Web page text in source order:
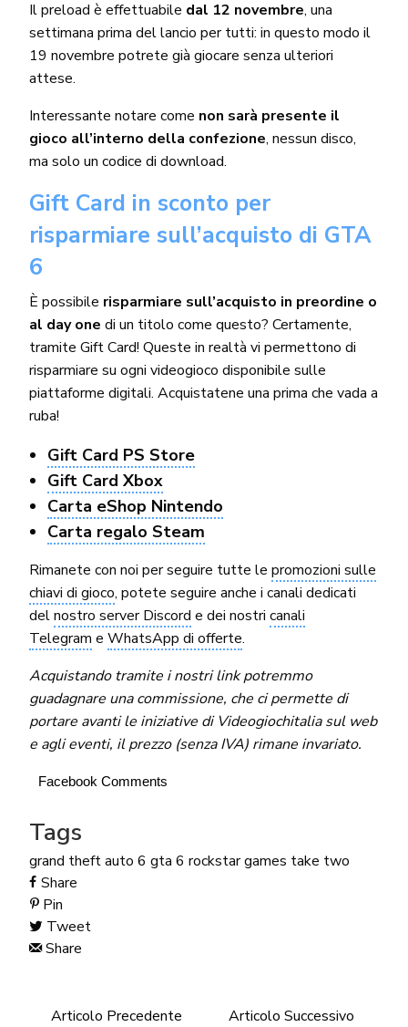
Il preload è effettuabile dal 12 novembre, una
settimana prima del lancio per tutti: in questo modo il
19 novembre potrete già giocare senza ulteriori
attese.
Interessante notare come non sarà presente il
gioco all’interno della confezione, nessun disco,
ma solo un codice di download.
Gift Card in sconto per
risparmiare sull’acquisto di GTA
6
È possibile risparmiare sull’acquisto in preordine o
al day one di un titolo come questo? Certamente,
tramite Gift Card! Queste in realtà vi permettono di
risparmiare su ogni videogioco disponibile sulle
piattaforme digitali. Acquistatene una prima che vada a
ruba!
Gift Card PS Store
Gift Card Xbox
Carta eShop Nintendo
Carta regalo Steam
Rimanete con noi per seguire tutte lepromozioni sulle
chiavi di gioco, potete seguire anche i canali dedicati
delnostro server Discord e dei nostricanali
Telegram e WhatsApp di offerte.
Acquistando tramite i nostri link potremmo
guadagnare una commissione, che ci permette di
portare avanti le iniziative di Videogiochitalia sul web
e agli eventi, il prezzo (senza IVA) rimane invariato.
Facebook Comments
Tags
grand theft auto 6 gta 6 rockstar games take two
Share
Pin
Tweet
Share
Articolo Precedente
Articolo Successivo